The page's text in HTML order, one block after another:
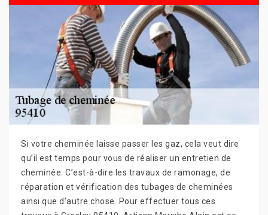
Si votre cheminée laisse passer les gaz, cela veut dire
qu’il est temps pour vous de réaliser un entretien de
cheminée. C’est-à-dire les travaux de ramonage, de
réparation et vérification des tubages de cheminées
ainsi que d’autre chose. Pour effectuer tous ces